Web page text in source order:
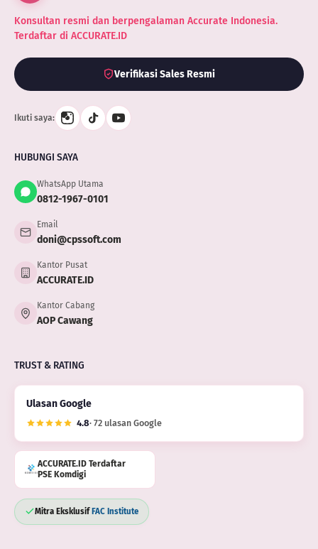
Konsultan resmi dan berpengalaman Accurate Indonesia.
Terdaftar di ACCURATE.ID
Verifikasi Sales Resmi
Ikuti saya:
HUBUNGI SAYA
WhatsApp Utama
0812-1967-0101
Email
doni@cpssoft.com
Kantor Pusat
ACCURATE.ID
Kantor Cabang
AOP Cawang
TRUST & RATING
Ulasan Google
4.8· 72 ulasan Google
ACCURATE.ID Terdaftar
PSE Komdigi
Mitra EksklusifFAC Institute